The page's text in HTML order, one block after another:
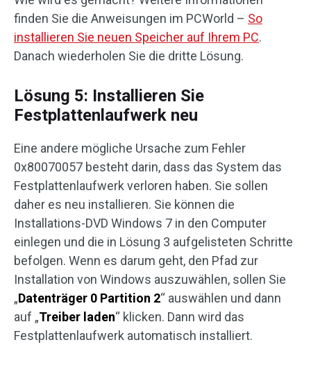
finden Sie die Anweisungen im PCWorld – So
installieren Sie neuen Speicher auf Ihrem PC.
Danach wiederholen Sie die dritte Lösung.
Lösung 5: Installieren Sie
Festplattenlaufwerk neu
Eine andere mögliche Ursache zum Fehler
0x80070057 besteht darin, dass das System das
Festplattenlaufwerk verloren haben. Sie sollen
daher es neu installieren. Sie können die
Installations-DVD Windows 7 in den Computer
einlegen und die in Lösung 3 aufgelisteten Schritte
befolgen. Wenn es darum geht, den Pfad zur
Installation von Windows auszuwählen, sollen Sie
„Datenträger 0 Partition 2“ auswählen und dann
auf „Treiber laden“ klicken. Dann wird das
Festplattenlaufwerk automatisch installiert.